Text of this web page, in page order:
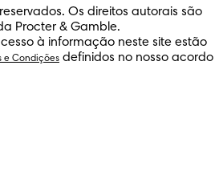
Os direitos autorais são
Procter & Gamble.
à informação neste site estão
e Condições definidos no nosso acordo